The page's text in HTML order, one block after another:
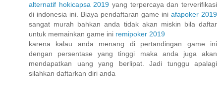
alternatif hokicapsa 2019 yang terpercaya dan terverifikasi
di indonesia ini. Biaya pendaftaran game ini afapoker 2019
sangat murah bahkan anda tidak akan miskin bila daftar
untuk memainkan game ini remipoker 2019
karena kalau anda menang di pertandingan game ini
dengan persentase yang tinggi maka anda juga akan
mendapatkan uang yang berlipat. Jadi tunggu apalagi
silahkan daftarkan diri anda